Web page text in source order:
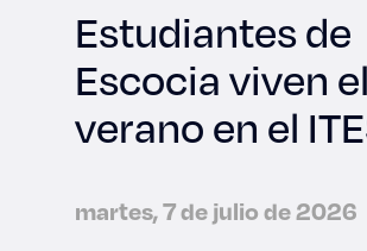
Estudiantes de
Escocia viven el
verano en el
martes, 7 de julio de 2026